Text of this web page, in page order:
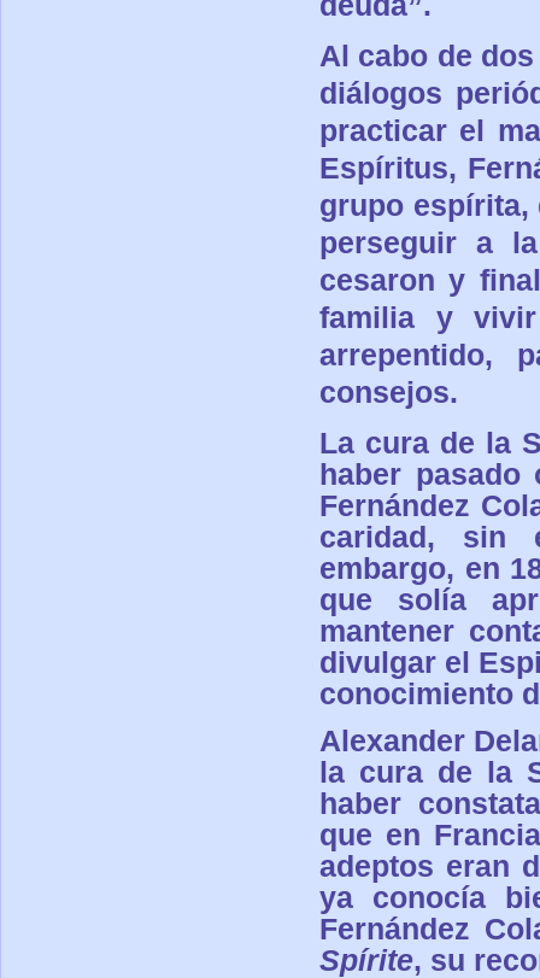
Al cabo de
diálogos
practicar el
Espíritus,
grupo espírita,
perseguir a
cesaron y
familia y
arrepentido,
consejos.
La cura de la
haber pasado
Fernández
caridad, sin
embargo, en
que solía
mantener
divulgar el
conocimiento
Alexander
la cura de la
haber
que en
adeptos eran
ya conocía
Fernández
Spírite, su